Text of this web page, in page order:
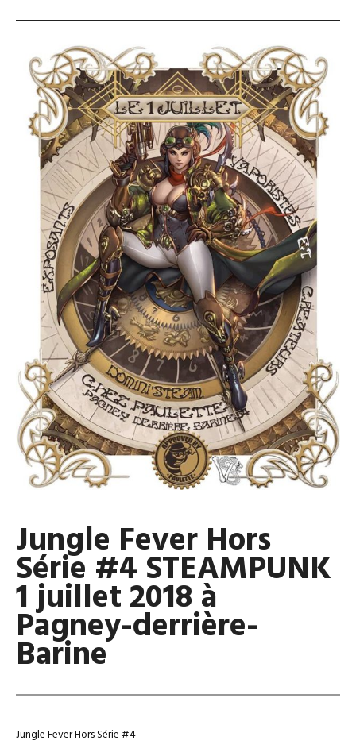
Jungle Fever Hors
Série #4 STEAMPUNK
1 juillet 2018 à
Pagney-derrière-
Barine
Jungle Fever Hors Série #4